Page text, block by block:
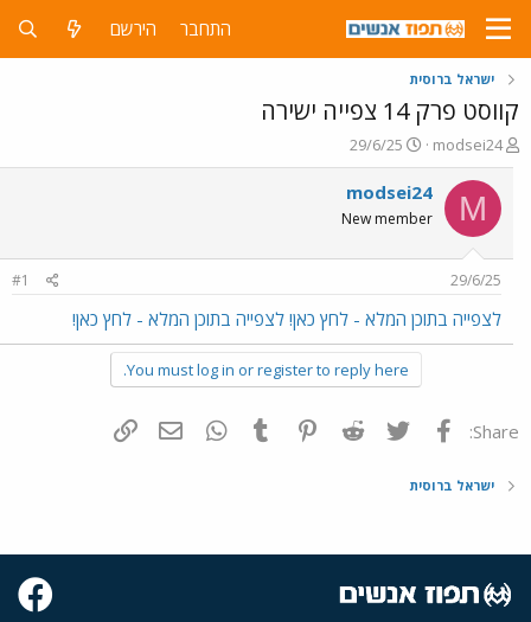
התחבר הירשם
ישראל ברוסית
קווסט פרק 14 צפייה ישירה
פ
ו
ת
ח
ה
ש
א
modsei24
פ
ו
ר
ם
ר
ך
29/6/25
M
modsei24
New member
29/6/25
#1
לצפייה בתוכן המלא - לחץ כאן! לצפייה בתוכן המלא - לחץ כאן!
You must log in or register to reply here.
Share: פייסבוק Twitter
Reddit
Pinterest
Tumblr
WhatsAppדואר אלקטרוני
ישראל ברוסית